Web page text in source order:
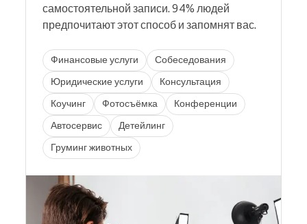
самостоятельной записи. 94% людей
предпочитают этот способ и запомнят вас.
Финансовые услуги
Собеседования
Юридические услуги
Консультация
Коучинг
Фотосъёмка
Конференции
Автосервис
Детейлинг
Груминг животных